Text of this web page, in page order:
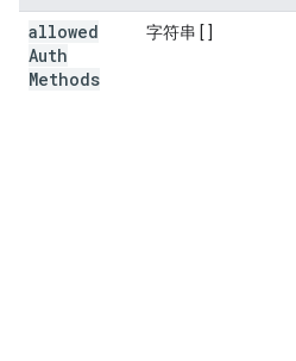
allowed
Auth
Methods
字符串 [ ]